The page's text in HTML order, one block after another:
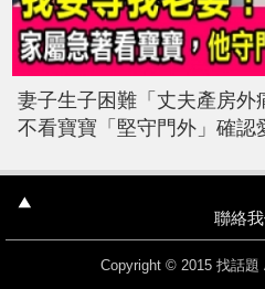
妻子生子困難「丈夫產房
不看寶寶「堅守門外」確
聯絡
Copyright © 2015 找話題